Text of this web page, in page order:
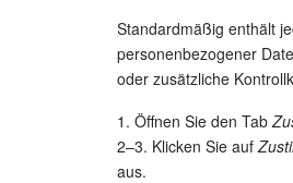
Standardmäßig enthält
personenbezogener
oder zusätzliche
1. Öffnen Sie den Tab
2–3. Klicken Sie auf
aus.